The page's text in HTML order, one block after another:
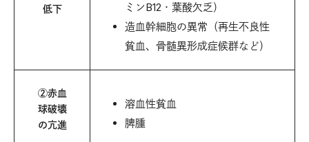
低下
ミンB12・葉酸欠乏）
造血幹細胞の異常（再生不良性
貧血、骨髄異形成症候群など）
②赤血
球破壊
の亢進
溶血性貧血
脾腫